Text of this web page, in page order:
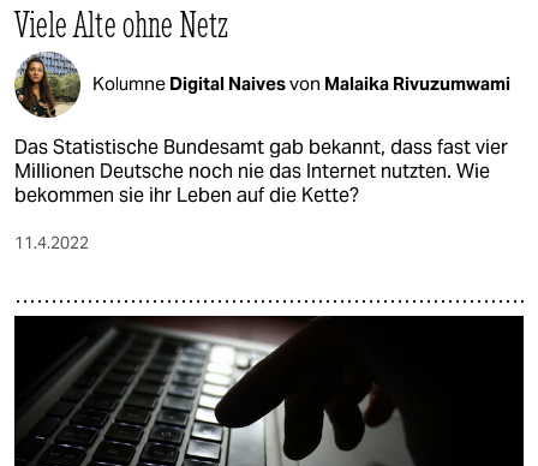
Viele Alte ohne Netz
Kolumne Digital Naivesvon Malaika Rivuzumwami
Das Statistische Bundesamt gab bekannt, dass fast vier
Millionen Deutsche noch nie das Internet nutzten. Wie
bekommen sie ihr Leben auf die Kette?
11.4.2022